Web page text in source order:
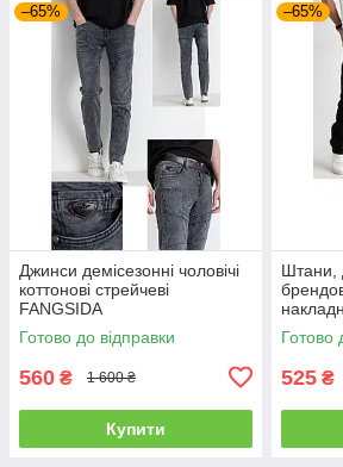
–65%
Джинси демісезонні чоловічі
коттонові стрейчеві
FANGSIDA
Готово до відправки
560 ₴ 1 600 ₴
Купити
–65%
Штани,
"карго"
Готово
525 ₴